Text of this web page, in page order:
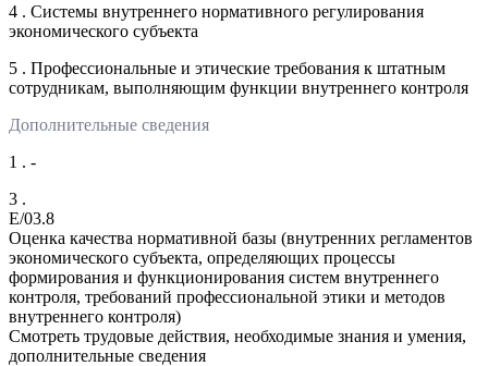
4 . Системы внутреннего нормативного регулирования
экономического субъекта
5 . Профессиональные и этические требования к штатным
сотрудникам, выполняющим функции внутреннего контроля
Дополнительные сведения
1 . -
3 .
E/03.8
Оценка качества нормативной базы (внутренних регламентов
экономического субъекта, определяющих процессы
формирования и функционирования систем внутреннего
контроля, требований профессиональной этики и методов
внутреннего контроля)
Смотреть трудовые действия, необходимые знания и умения,
дополнительные сведения